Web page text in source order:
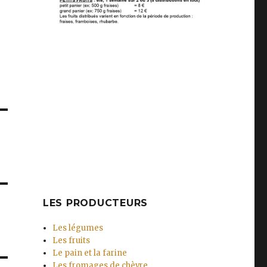
LES PRODUCTEURS
Les légumes
Les fruits
Le pain et la farine